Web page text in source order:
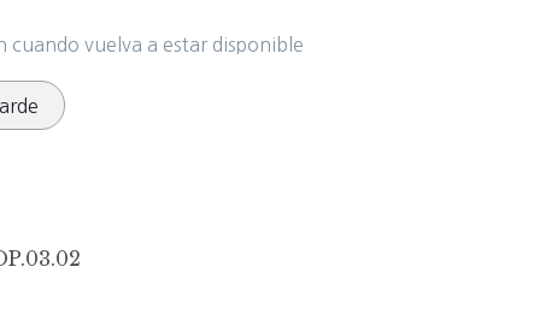
cuando vuelva a estar disponible